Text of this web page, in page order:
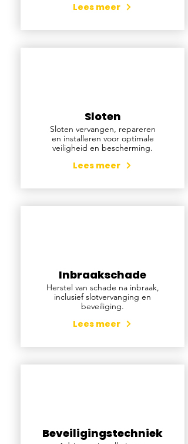
Lees meer
Sloten
Sloten vervangen, repareren
en installeren voor optimale
veiligheid en bescherming.
Lees meer
Inbraakschade
Herstel van schade na inbraak,
inclusief slotvervanging en
beveiliging.
Lees meer
Beveiligingstechniek